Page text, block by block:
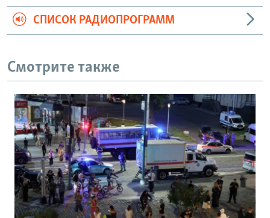
СПИСОК РАДИОПРОГРАММ
Смотрите также